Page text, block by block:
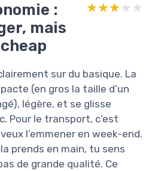
:
mais
★★★★★
★★★★★
sur du basique. La
(en gros la taille d’un
légère, et se glisse
Pour le transport, c’est
l’emmener en week-end.
prends en main, tu sens
de grande qualité. Ce